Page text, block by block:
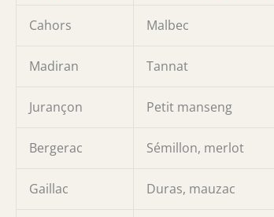
Cahors Malbec
Madiran Tannat
Jurançon Petit manseng
Bergerac Sémillon, merlot
Gaillac Duras, mauzac